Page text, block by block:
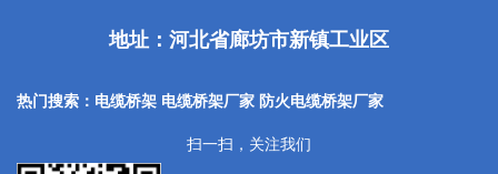
地址：河北省廊坊市新镇工业区
热门搜索：电缆桥架 电缆桥架厂家 防火电缆桥架厂家
扫一扫，关注我们